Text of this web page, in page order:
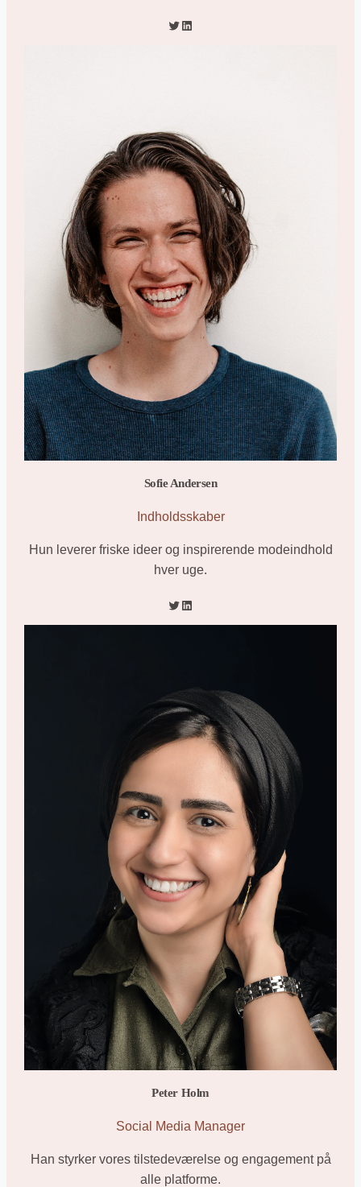
Twitter LinkedIn
Sofie Andersen
Indholdsskaber
Hun leverer friske ideer og inspirerende modeindhold
hver uge.
Twitter LinkedIn
Peter Holm
Social Media Manager
Han styrker vores tilstedeværelse og engagement på
alle platforme.